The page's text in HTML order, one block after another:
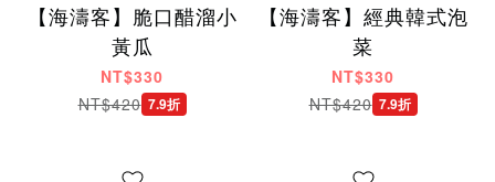
【海濤客】脆口醋溜小
黃瓜
NT$330
NT$420 7.9折
【海濤客】經典韓式泡
菜
NT$330
NT$420 7.9折